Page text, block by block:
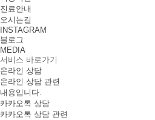
진료안내
오시는길
INSTAGRAM
블로그
MEDIA
서비스 바로가기
온라인 상담
온라인 상담 관련
내용입니다.
카카오톡 상담
카카오톡 상담 관련